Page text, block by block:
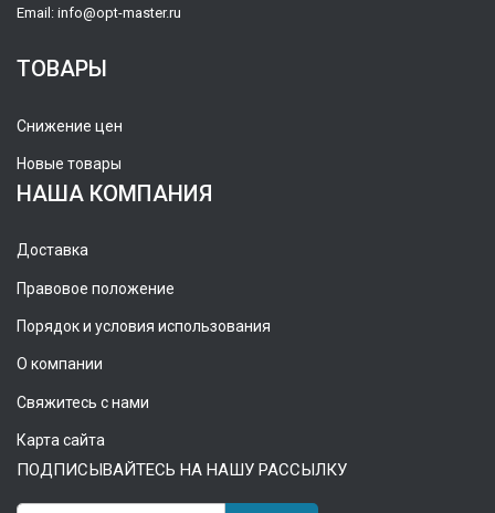
Email: info@opt-master.ru
ТОВАРЫ
Снижение цен
Новые товары
НАША КОМПАНИЯ
Доставка
Правовое положение
Порядок и условия использования
О компании
Свяжитесь с нами
Карта сайта
ПОДПИСЫВАЙТЕСЬ НА НАШУ РАССЫЛКУ